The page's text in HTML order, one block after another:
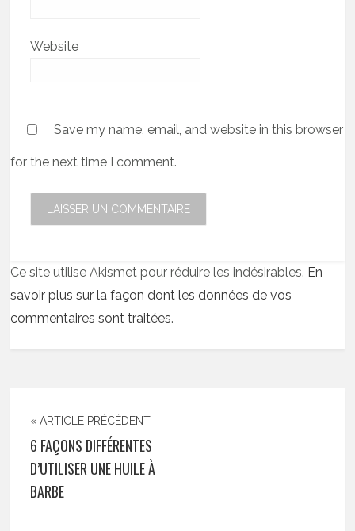
Website
Save my name, email, and website in this browser
for the next time I comment.
Ce site utilise Akismet pour réduire les indésirables. En
savoir plus sur la façon dont les données de vos
commentaires sont traitées.
« ARTICLE PRÉCÉDENT
6 FAÇONS DIFFÉRENTES
D’UTILISER UNE HUILE À
BARBE